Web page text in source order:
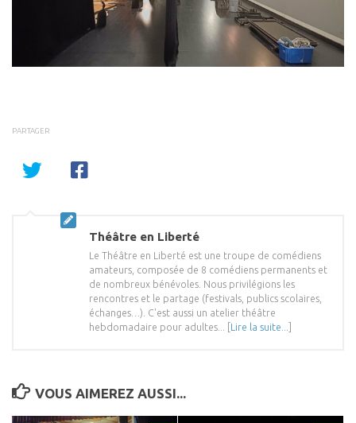
PARTAGER
Théâtre en Liberté
Le Théâtre en Liberté est une troupe de comédiens
amateurs, composée de 8 comédiens permanents et
de nombreux bénévoles. Nous privilégions les
rencontres et le partage (festivals, publics scolaires,
échanges…). C'est aussi un atelier théâtre
hebdomadaire pour adultes... [ Lire la suite...
VOUS AIMEREZ AUSSI...